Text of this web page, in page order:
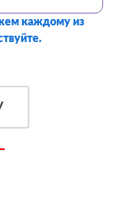
каждому из